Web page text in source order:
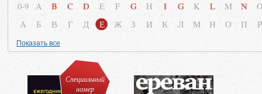
0-9 A B C D E F G H I G K L M N
А
Б В Г Д Е Ж З И К Л М Н О П Р
Показать все
Специальный
номер